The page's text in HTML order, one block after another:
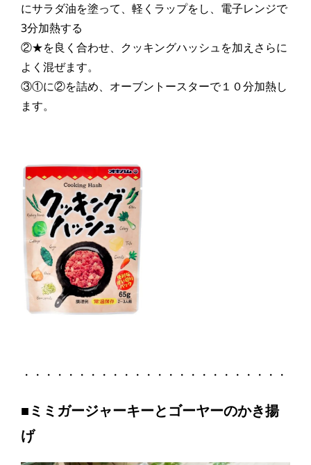
にサラダ油を塗って、軽くラップをし、電子レンジで
3分加熱する
②★を良く合わせ、クッキングハッシュを加えさらに
よく混ぜます。
③①に②を詰め、オーブントースターで１０分加熱し
ます。
・・・・・・・・・・・・・・・・・・・・・・・・
■ミミガージャーキーとゴーヤーのかき揚
げ